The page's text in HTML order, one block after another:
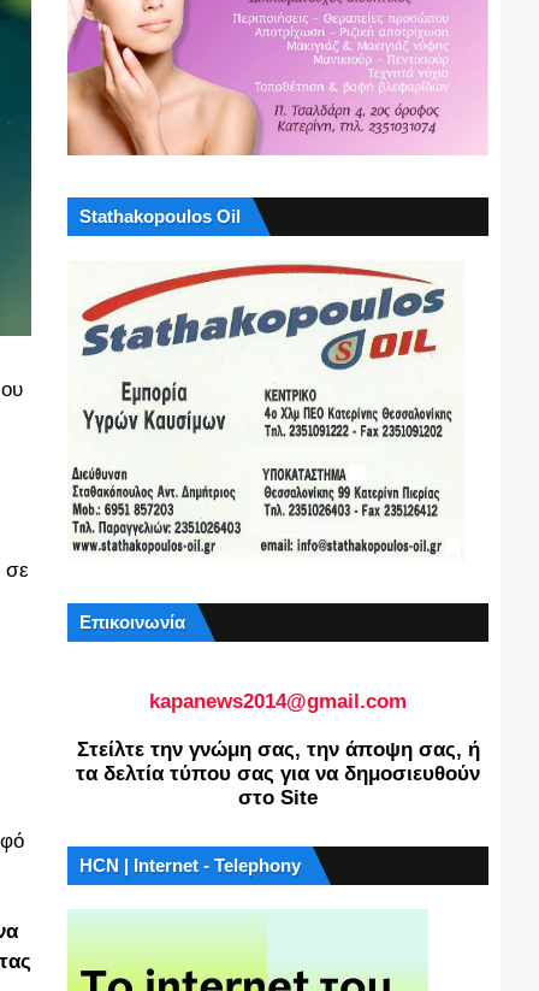
σε
Stathakopoulos Oil
Επικοινωνία
kapanews2014@gmail.com
Στείλτε την γνώμη σας, την άποψη σας, ή
τα δελτία τύπου σας για να δημοσιευθούν
στο Site
HCN | Internet - Telephony